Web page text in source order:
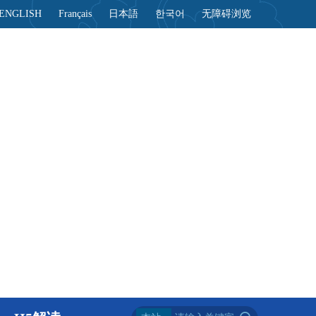
Français 日本語 한국어 无障碍浏览